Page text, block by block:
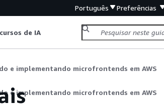
Português Preferências
de IA
e implementando microfrontends em AWS
e implementando microfrontends em AWS